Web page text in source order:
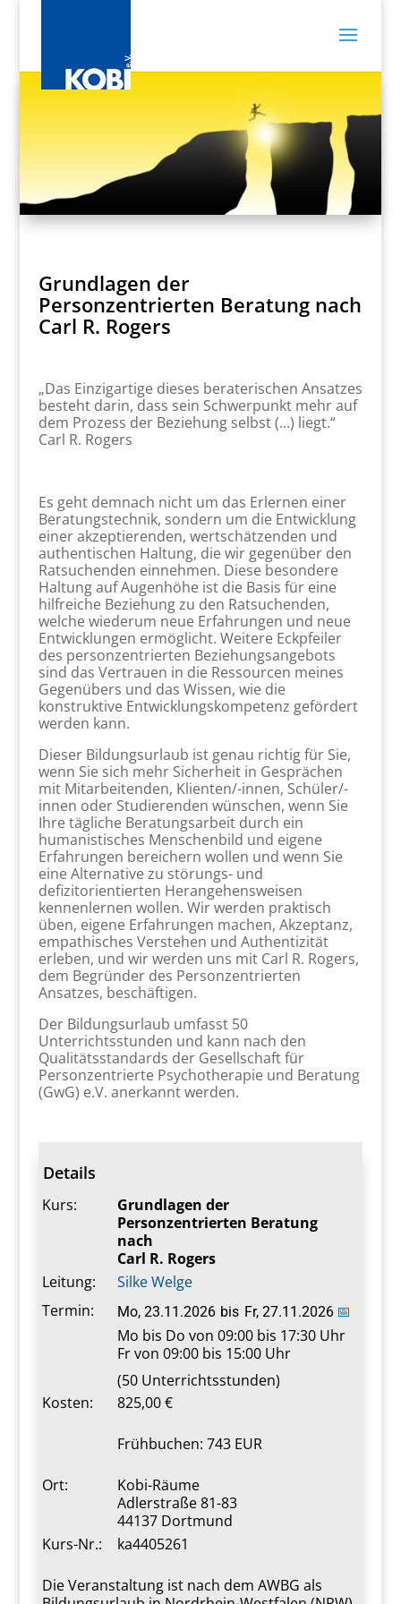
Grundlagen der
Personzentrierten Beratung nach
Carl R. Rogers
„Das Einzigartige dieses beraterischen Ansatzes
besteht darin, dass sein Schwerpunkt mehr auf
dem Prozess der Beziehung selbst (...) liegt.“
Carl R. Rogers
Es geht demnach nicht um das Erlernen einer
Beratungstechnik, sondern um die Entwicklung
einer akzeptierenden, wertschätzenden und
authentischen Haltung, die wir gegenüber den
Ratsuchenden einnehmen. Diese besondere
Haltung auf Augenhöhe ist die Basis für eine
hilfreiche Beziehung zu den Ratsuchenden,
welche wiederum neue Erfahrungen und neue
Entwicklungen ermöglicht. Weitere Eckpfeiler
des personzentrierten Beziehungsangebots
sind das Vertrauen in die Ressourcen meines
Gegenübers und das Wissen, wie die
konstruktive Entwicklungskompetenz gefördert
werden kann.
Dieser Bildungsurlaub ist genau richtig für Sie,
wenn Sie sich mehr Sicherheit in Gesprächen
mit Mitarbeitenden, Klienten/-innen, Schüler/-
innen oder Studierenden wünschen, wenn Sie
Ihre tägliche Beratungsarbeit durch ein
humanistisches Menschenbild und eigene
Erfahrungen bereichern wollen und wenn Sie
eine Alternative zu störungs- und
defizitorientierten Herangehensweisen
kennenlernen wollen. Wir werden praktisch
üben, eigene Erfahrungen machen, Akzeptanz,
empathisches Verstehen und Authentizität
erleben, und wir werden uns mit Carl R. Rogers,
dem Begründer des Personzentrierten
Ansatzes, beschäftigen.
Der Bildungsurlaub umfasst 50
Unterrichtsstunden und kann nach den
Qualitätsstandards der Gesellschaft für
Personzentrierte Psychotherapie und Beratung
(GwG) e.V. anerkannt werden.
Details
Kurs:
Grundlagen der
Personzentrierten Beratung
nach
Carl R. Rogers
Leitung:
Silke Welge
Termin:
Mo, 23.11.2026 bis Fr, 27.11.2026 📅
Mo bis Do von 09:00 bis 17:30 Uhr
Fr von 09:00 bis 15:00 Uhr
(50 Unterrichtsstunden)
Kosten:
825,00 €
Frühbuchen: 743 EUR
Ort:
Kobi-Räume
Adlerstraße 81-83
44137 Dortmund
Kurs-Nr.:
ka4405261
Die Veranstaltung ist nach dem AWBG als